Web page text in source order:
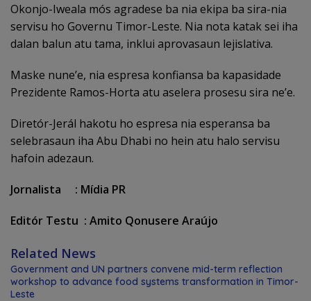
Okonjo-Iweala mós agradese ba nia ekipa ba sira-nia
servisu ho Governu Timor-Leste. Nia nota katak sei iha
dalan balun atu tama, inklui aprovasaun lejislativa.
Maske nune’e, nia espresa konfiansa ba kapasidade
Prezidente Ramos-Horta atu aselera prosesu sira ne’e.
Diretór-Jerál hakotu ho espresa nia esperansa ba
selebrasaun iha Abu Dhabi no hein atu halo servisu
hafoin adezaun.
Jornalista : Mídia PR
Editór Testu : Amito Qonusere Araújo
Related News
Government and UN partners convene mid-term reflection
workshop to advance food systems transformation in Timor-
Leste